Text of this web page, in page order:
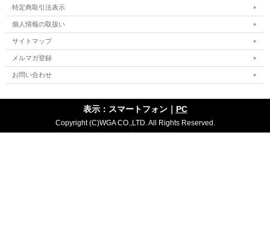
特定商取引法表示
個人情報の取扱い
サイトマップ
メルマガ登録
お問い合わせ
表示：スマートフォン｜ PC
Copyright (C)WGA CO.,LTD. All Rights Reserved.